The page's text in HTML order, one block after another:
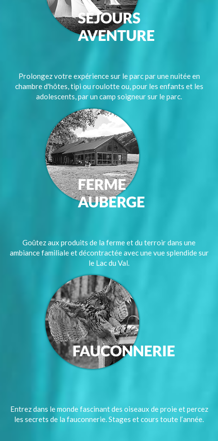
Prolongez votre expérience sur le parc par une nuitée en
chambre d'hôtes, tipi ou roulotte ou, pour les enfants et les
adolescents, par un camp soigneur sur le parc.
Goûtez aux produits de la ferme et du terroir dans une
ambiance familiale et décontractée avec une vue splendide sur
le Lac du Val.
Entrez dans le monde fascinant des oiseaux de proie et percez
les secrets de la fauconnerie. Stages et cours toute l’année.